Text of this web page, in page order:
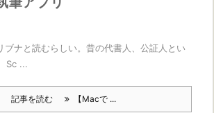
ナと読むらしい。昔の代書人、公証人とい
Sc ...
記事を読む 【Macで ...